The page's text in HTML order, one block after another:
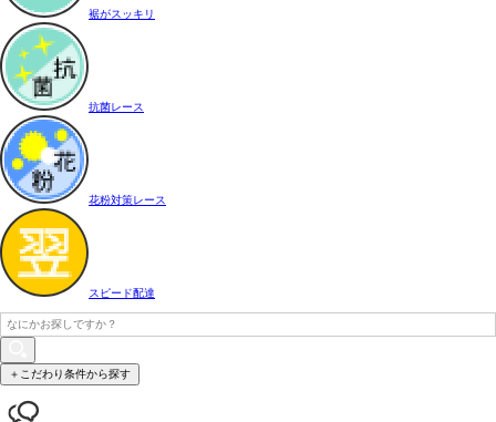
裾がスッキリ
抗菌レース
花粉対策レース
スピード配達
＋こだわり条件から探す